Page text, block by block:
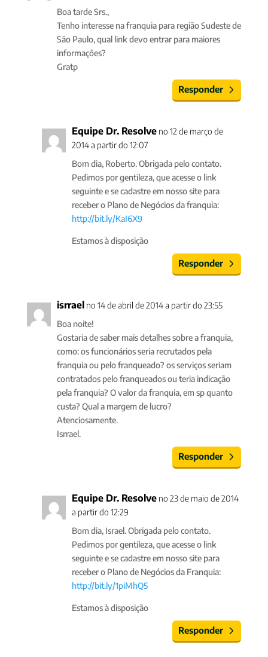
Boa tarde Srs.,
Tenho interesse na franquia para região Sudeste de
São Paulo, qual link devo entrar para maiores
informações?
Gratp
Responder
Equipe Dr. Resolve no 12 de março de
2014 a partir do 12:07
Bom dia, Roberto. Obrigada pelo contato.
Pedimos por gentileza, que acesse o link
seguinte e se cadastre em nosso site para
receber o Plano de Negócios da franquia:
http://bit.ly/KaI6X9
Estamos à disposição
Responder
isrrael no 14 de abril de 2014 a partir do 23:55
Boa noite!
Gostaria de saber mais detalhes sobre a franquia,
como: os funcionários seria recrutados pela
franquia ou pelo franqueado? os serviços seriam
contratados pelo franqueados ou teria indicação
pela franquia? O valor da franquia, em sp quanto
custa? Qual a margem de lucro?
Atenciosamente.
Isrrael.
Responder
Equipe Dr. Resolve no 23 de maio de 2014
a partir do 12:29
Bom dia, Israel. Obrigada pelo contato.
Pedimos por gentileza, que acesse o link
seguinte e se cadastre em nosso site para
receber o Plano de Negócios da Franquia:
http://bit.ly/1piMhQ5
Estamos à disposição
Responder